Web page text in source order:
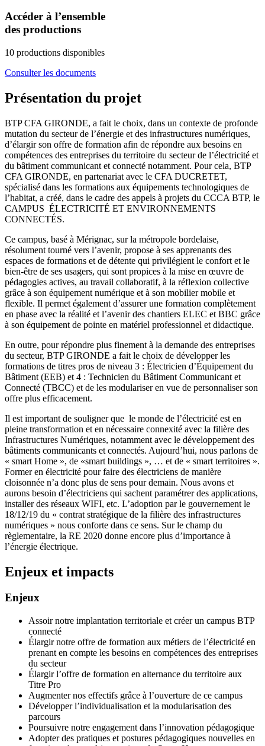
Accéder à l’ensemble
des productions
10 productions disponibles
Consulter les documents
Présentation du projet
BTP CFA GIRONDE, a fait le choix, dans un contexte de profonde
mutation du secteur de l’énergie et des infrastructures numériques,
d’élargir son offre de formation afin de répondre aux besoins en
compétences des entreprises du territoire du secteur de l’électricité et
du bâtiment communicant et connecté notamment. Pour cela, BTP
CFA GIRONDE, en partenariat avec le CFA DUCRETET,
spécialisé dans les formations aux équipements technologiques de
l’habitat, a créé, dans le cadre des appels à projets du CCCA BTP, le
CAMPUS ÉLECTRICITÉ ET ENVIRONNEMENTS
CONNECTÉS.
Ce campus, basé à Mérignac, sur la métropole bordelaise,
résolument tourné vers l’avenir, propose à ses apprenants des
espaces de formations et de détente qui privilégient le confort et le
bien-être de ses usagers, qui sont propices à la mise en œuvre de
pédagogies actives, au travail collaboratif, à la réflexion collective
grâce à son équipement numérique et à son mobilier mobile et
flexible. Il permet également d’assurer une formation complètement
en phase avec la réalité et l’avenir des chantiers ELEC et BBC grâce
à son équipement de pointe en matériel professionnel et didactique.
En outre, pour répondre plus finement à la demande des entreprises
du secteur, BTP GIRONDE a fait le choix de développer les
formations de titres pros de niveau 3 : Électricien d’Équipement du
Bâtiment (EEB) et 4 : Technicien du Bâtiment Communicant et
Connecté (TBCC) et de les modulariser en vue de personnaliser son
offre plus efficacement.
Il est important de souligner que le monde de l’électricité est en
pleine transformation et en nécessaire connexité avec la filière des
Infrastructures Numériques, notamment avec le développement des
bâtiments communicants et connectés. Aujourd’hui, nous parlons de
« smart Home », de «smart buildings », … et de « smart territoires ».
Former en électricité pour faire des électriciens de manière
cloisonnée n’a donc plus de sens pour demain. Nous avons et
aurons besoin d’électriciens qui sachent paramétrer des applications,
installer des réseaux WIFI, etc. L’adoption par le gouvernement le
18/12/19 du « contrat stratégique de la filière des infrastructures
numériques » nous conforte dans ce sens. Sur le champ du
règlementaire, la RE 2020 donne encore plus d’importance à
l’énergie électrique.
Enjeux et impacts
Enjeux
Assoir notre implantation territoriale et créer un campus BTP
connecté
Élargir notre offre de formation aux métiers de l’électricité en
prenant en compte les besoins en compétences des entreprises
du secteur
Élargir l’offre de formation en alternance du territoire aux
Titre Pro
Augmenter nos effectifs grâce à l’ouverture de ce campus
Développer l’individualisation et la modularisation des
parcours
Poursuivre notre engagement dans l’innovation pédagogique
Adopter des pratiques et postures pédagogiques nouvelles en